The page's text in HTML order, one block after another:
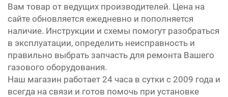
Вам товар от ведущих производителей. Цена на
сайте обновляется ежедневно и пополняется
наличие. Инструкции и схемы помогут разобраться
в эксплуатации, определить неисправность и
правильно выбрать запчасть для ремонта Вашего
газового оборудования.
Наш магазин работает 24 часа в сутки с 2009 года и
всегда на связи и готов помочь при установке